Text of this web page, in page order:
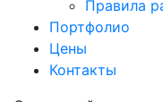
Правила
Портфолио
Цены
Контакты